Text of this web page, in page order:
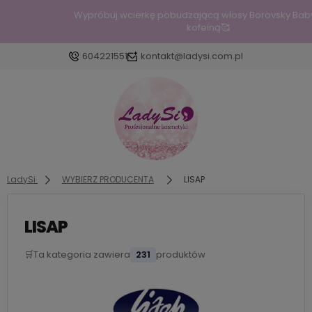
Wypróbuj wcierkę pobudzającą włosy Borovsky Baby Hair z
604221551 kontakt@ladysi.com.pl
Zaloguj się
Załóż konto
Wybierz coś dla siebie z naszej aktualnej oferty lub
LadySi WYBIERZ PRODUCENTA LISAP
LISAP
🛒Ta kategoria zawiera 231 produktów